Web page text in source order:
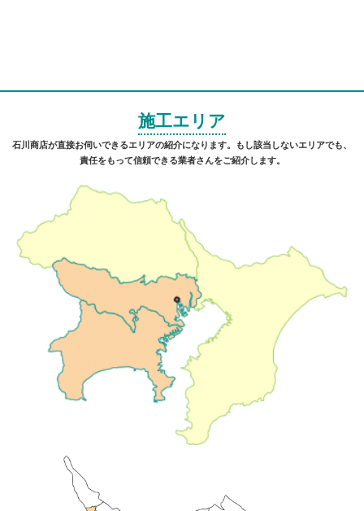
施工エリア
石川商店が直接お伺いできるエリアの紹介になります。もし該当しないエリアでも、
責任をもって信頼できる業者さんをご紹介します。